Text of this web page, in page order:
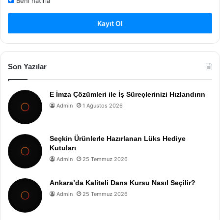
Kayıt Ol
Son Yazılar
E İmza Çözümleri ile İş Süreçlerinizi Hızlandırın
Admin 1 Ağustos 2026
Seçkin Ürünlerle Hazırlanan Lüks Hediye
Kutuları
Admin 25 Temmuz 2026
Ankara’da Kaliteli Dans Kursu Nasıl Seçilir?
Admin 25 Temmuz 2026